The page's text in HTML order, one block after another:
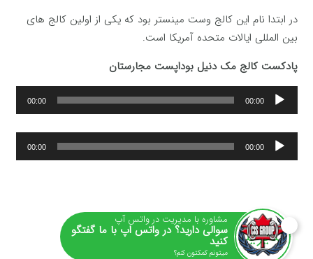
در ابتدا نام این کالج وست مینستر بود که یکی از اولین کالج های
بین المللی ایالات متحده آمریکا است.
پادکست کالج مک دنیل بوداپست مجارستان
پخش‌کننده
صوت
00:00
00:00
پخش‌کننده
صوت
00:00
00:00
مشاوره با مدیریت در واتس آپ
سوالی دارید؟ در واتس اپ با ما گفتگو
کنید
میتونم کمکتون کنم؟